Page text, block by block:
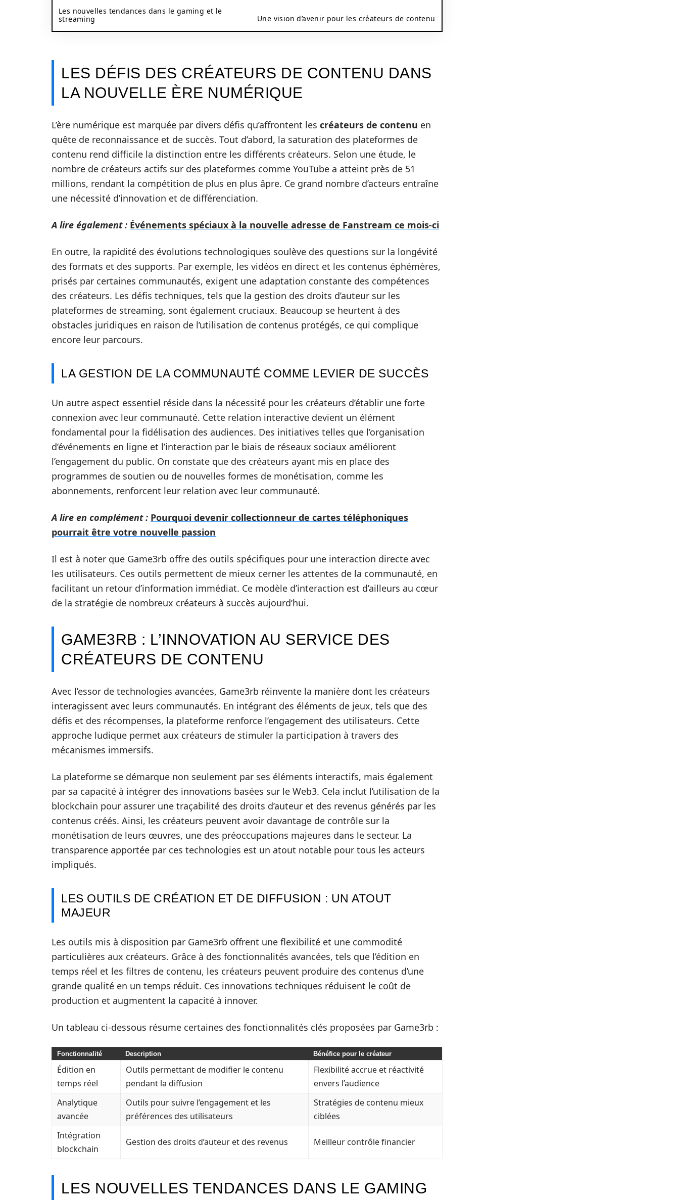
Les nouvelles tendances dans le gaming et le
streaming
Une vision d’avenir pour les créateurs de contenu
LES DÉFIS DES CRÉATEURS DE CONTENU DANS
LA NOUVELLE ÈRE NUMÉRIQUE
L’ère numérique est marquée par divers défis qu’affrontent les créateurs de contenu en
quête de reconnaissance et de succès. Tout d’abord, la saturation des plateformes de
contenu rend difficile la distinction entre les différents créateurs. Selon une étude, le
nombre de créateurs actifs sur des plateformes comme YouTube a atteint près de 51
millions, rendant la compétition de plus en plus âpre. Ce grand nombre d’acteurs entraîne
une nécessité d’innovation et de différenciation.
A lire également : Événements spéciaux à la nouvelle adresse de Fanstream ce mois-ci
En outre, la rapidité des évolutions technologiques soulève des questions sur la longévité
des formats et des supports. Par exemple, les vidéos en direct et les contenus éphémères,
prisés par certaines communautés, exigent une adaptation constante des compétences
des créateurs. Les défis techniques, tels que la gestion des droits d’auteur sur les
plateformes de streaming, sont également cruciaux. Beaucoup se heurtent à des
obstacles juridiques en raison de l’utilisation de contenus protégés, ce qui complique
encore leur parcours.
LA GESTION DE LA COMMUNAUTÉ COMME LEVIER DE SUCCÈS
Un autre aspect essentiel réside dans la nécessité pour les créateurs d’établir une forte
connexion avec leur communauté. Cette relation interactive devient un élément
fondamental pour la fidélisation des audiences. Des initiatives telles que l’organisation
d’événements en ligne et l’interaction par le biais de réseaux sociaux améliorent
l’engagement du public. On constate que des créateurs ayant mis en place des
programmes de soutien ou de nouvelles formes de monétisation, comme les
abonnements, renforcent leur relation avec leur communauté.
A lire en complément : Pourquoi devenir collectionneur de cartes téléphoniques
pourrait être votre nouvelle passion
Il est à noter que Game3rb offre des outils spécifiques pour une interaction directe avec
les utilisateurs. Ces outils permettent de mieux cerner les attentes de la communauté, en
facilitant un retour d’information immédiat. Ce modèle d’interaction est d’ailleurs au cœur
de la stratégie de nombreux créateurs à succès aujourd’hui.
GAME3RB : L’INNOVATION AU SERVICE DES
CRÉATEURS DE CONTENU
Avec l’essor de technologies avancées, Game3rb réinvente la manière dont les créateurs
interagissent avec leurs communautés. En intégrant des éléments de jeux, tels que des
défis et des récompenses, la plateforme renforce l’engagement des utilisateurs. Cette
approche ludique permet aux créateurs de stimuler la participation à travers des
mécanismes immersifs.
La plateforme se démarque non seulement par ses éléments interactifs, mais également
par sa capacité à intégrer des innovations basées sur le Web3. Cela inclut l’utilisation de la
blockchain pour assurer une traçabilité des droits d’auteur et des revenus générés par les
contenus créés. Ainsi, les créateurs peuvent avoir davantage de contrôle sur la
monétisation de leurs œuvres, une des préoccupations majeures dans le secteur. La
transparence apportée par ces technologies est un atout notable pour tous les acteurs
impliqués.
LES OUTILS DE CRÉATION ET DE DIFFUSION : UN ATOUT
MAJEUR
Les outils mis à disposition par Game3rb offrent une flexibilité et une commodité
particulières aux créateurs. Grâce à des fonctionnalités avancées, tels que l’édition en
temps réel et les filtres de contenu, les créateurs peuvent produire des contenus d’une
grande qualité en un temps réduit. Ces innovations techniques réduisent le coût de
production et augmentent la capacité à innover.
Un tableau ci-dessous résume certaines des fonctionnalités clés proposées par Game3rb :
Fonctionnalité Description Bénéfice pour le créateur
Édition en
temps réel
Outils permettant de modifier le contenu
pendant la diffusion
Flexibilité accrue et réactivité
envers l’audience
Analytique
avancée
Outils pour suivre l’engagement et les
préférences des utilisateurs
Stratégies de contenu mieux
ciblées
Intégration
blockchain
Gestion des droits d’auteur et des revenus Meilleur contrôle financier
LES NOUVELLES TENDANCES DANS LE GAMING